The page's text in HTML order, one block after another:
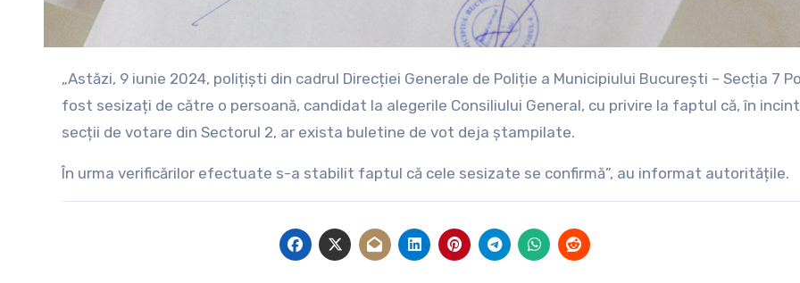
„Astăzi, 9 iunie 2024, polițiști din cadrul Direcției Generale de Poliție a Municipiului București – Secția 7 Poliție au
fost sesizați de către o persoană, candidat la alegerile Consiliului General, cu privire la faptul că, în
secții de votare din Sectorul 2, ar exista buletine de vot deja ștampilate.
În urma verificărilor efectuate s-a stabilit faptul că cele sesizate se confirmă”, au informat autoritățile.